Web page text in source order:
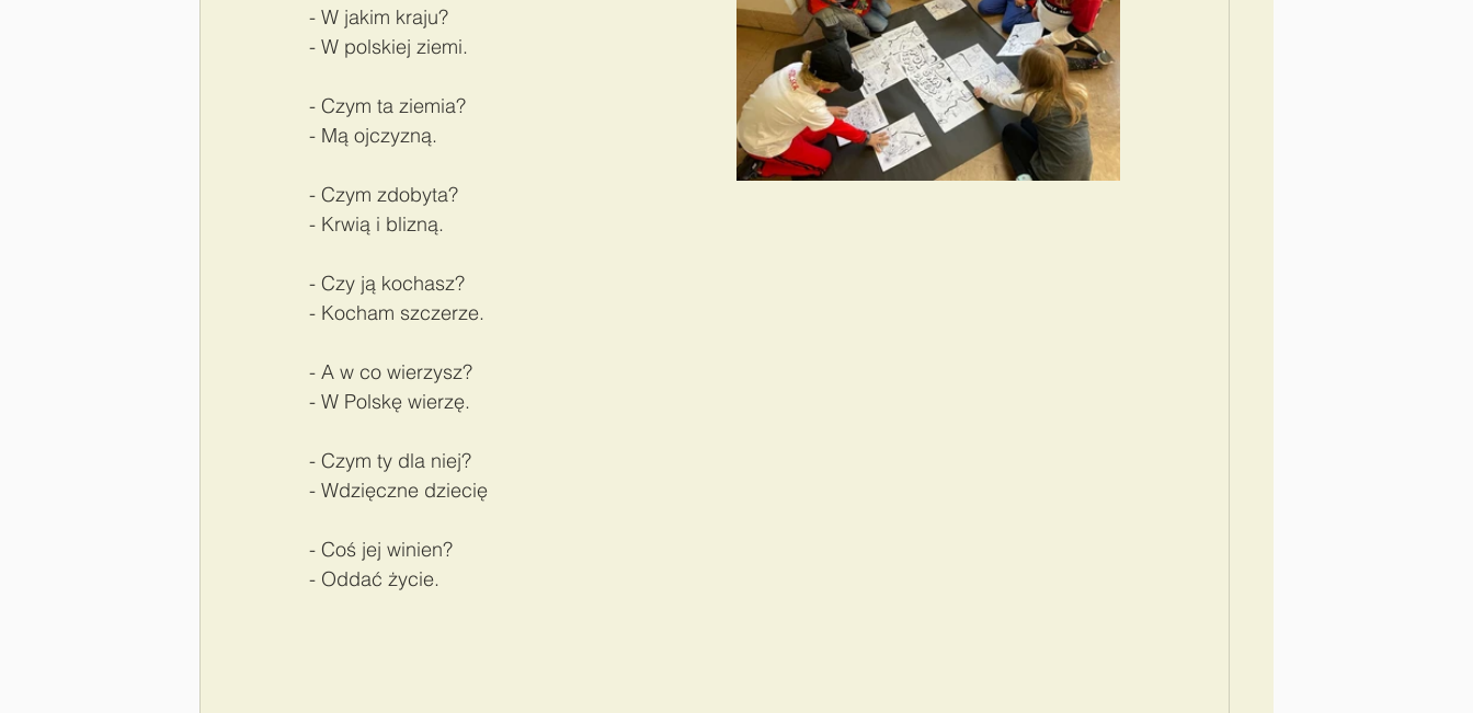
- W jakim kraju?
- W polskiej ziemi.
- Czym ta ziemia?
- Mą ojczyzną.
- Czym zdobyta?
- Krwią i blizną.
- Czy ją kochasz?
- Kocham szczerze.
- A w co wierzysz?
- W Polskę wierzę.
- Czym ty dla niej?
- Wdzięczne dziecię
- Coś jej winien?
- Oddać życie.